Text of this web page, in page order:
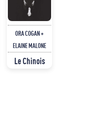
ORA COGAN +
ELAINE MALONE
Le Chinois